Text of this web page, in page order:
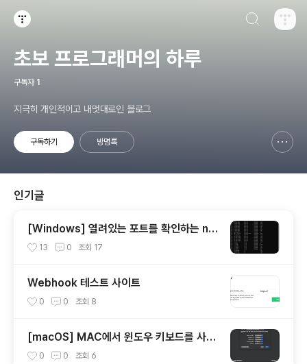
초보 프로그래머의 하루
구독자 1
지극히 개인적이고 내멋대로인 블로그
구독하기 방명록
인기글
[Windows] 열려있는 포트를 확인하는 net
stat 사용 방법
13 0 조회 17
Webhook 테스트 사이트
0 0 조회 8
[macOS] MAC에서 윈도우 키보드를 사용
할 때 옵션(alt)키와 커맨트키를 바꾸는 방법
0 0 조회 6